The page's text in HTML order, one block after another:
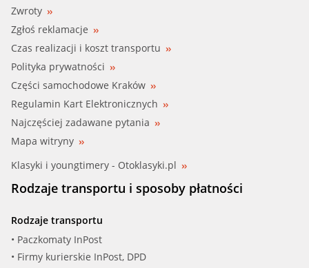
Zwroty
Zgłoś reklamacje
Czas realizacji i koszt transportu
Polityka prywatności
Części samochodowe Kraków
Regulamin Kart Elektronicznych
Najczęściej zadawane pytania
Mapa witryny
Klasyki i youngtimery - Otoklasyki.pl
Rodzaje transportu i sposoby płatności
Rodzaje transportu
• Paczkomaty InPost
• Firmy kurierskie InPost, DPD